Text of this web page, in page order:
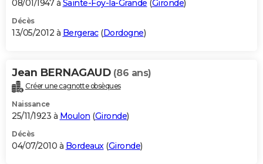
08/01/1947 à Sainte-Foy-la-Grande (Gironde)
Décès
13/05/2012 à Bergerac(Dordogne)
Jean BERNAGAUD (86 ans)
Créer une cagnotte obsèques
Naissance
25/11/1923 à Moulon (Gironde)
Décès
04/07/2010 à Bordeaux(Gironde)